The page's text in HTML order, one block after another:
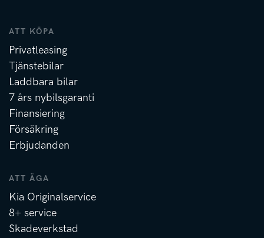
ATT KÖPA
Privatleasing
Tjänstebilar
Laddbara bilar
7 års nybilsgaranti
Finansiering
Försäkring
Erbjudanden
ATT ÄGA
Kia Originalservice
8+ service
Skadeverkstad